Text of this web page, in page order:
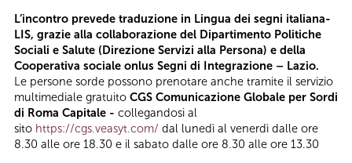
L’incontro prevede traduzione in Lingua dei segni italiana-
LIS, grazie alla collaborazione del Dipartimento Politiche
Sociali e Salute (Direzione Servizi alla Persona) e della
Cooperativa sociale onlus Segni di Integrazione – Lazio.
Le persone sorde possono prenotare anche tramite il servizio
multimediale gratuito CGS Comunicazione Globale per Sordi
di Roma Capitale - collegandosi al
sito https://cgs.veasyt.com/ dal lunedì al venerdì dalle ore
8.30 alle ore 18.30 e il sabato dalle ore 8.30 alle ore 13.30